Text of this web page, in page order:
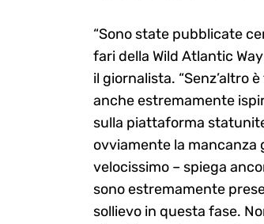
“Sono state pubblicate
fari della Wild Atlantic
il giornalista. “Senz’altro
anche estremamente
sulla piattaforma
ovviamente la mancanza
velocissimo – spiega
sono estremamente
sollievo in questa fase.